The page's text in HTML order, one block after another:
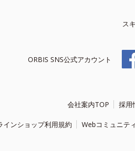
ス
ORBIS SNS公式アカウント
会社案内TOP 採用
インショップ利用規約 Webコミュニテ